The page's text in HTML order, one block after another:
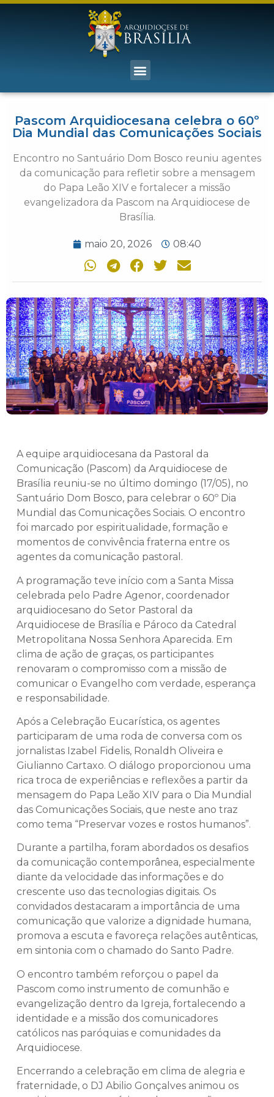
Pascom Arquidiocesana celebra o 60º
Dia Mundial das Comunicações Sociais
Encontro no Santuário Dom Bosco reuniu agentes
da comunicação para refletir sobre a mensagem
do Papa Leão XIV e fortalecer a missão
evangelizadora da Pascom na Arquidiocese de
Brasília.
maio 20, 2026 08:40
A equipe arquidiocesana da Pastoral da
Comunicação (Pascom) da Arquidiocese de
Brasília reuniu-se no último domingo (17/05), no
Santuário Dom Bosco, para celebrar o 60º Dia
Mundial das Comunicações Sociais. O encontro
foi marcado por espiritualidade, formação e
momentos de convivência fraterna entre os
agentes da comunicação pastoral.
A programação teve início com a Santa Missa
celebrada pelo Padre Agenor, coordenador
arquidiocesano do Setor Pastoral da
Arquidiocese de Brasília e Pároco da Catedral
Metropolitana Nossa Senhora Aparecida. Em
clima de ação de graças, os participantes
renovaram o compromisso com a missão de
comunicar o Evangelho com verdade, esperança
e responsabilidade.
Após a Celebração Eucarística, os agentes
participaram de uma roda de conversa com os
jornalistas Izabel Fidelis, Ronaldh Oliveira e
Giulianno Cartaxo. O diálogo proporcionou uma
rica troca de experiências e reflexões a partir da
mensagem do Papa Leão XIV para o Dia Mundial
das Comunicações Sociais, que neste ano traz
como tema “Preservar vozes e rostos humanos”.
Durante a partilha, foram abordados os desafios
da comunicação contemporânea, especialmente
diante da velocidade das informações e do
crescente uso das tecnologias digitais. Os
convidados destacaram a importância de uma
comunicação que valorize a dignidade humana,
promova a escuta e favoreça relações autênticas,
em sintonia com o chamado do Santo Padre.
O encontro também reforçou o papel da
Pascom como instrumento de comunhão e
evangelização dentro da Igreja, fortalecendo a
identidade e a missão dos comunicadores
católicos nas paróquias e comunidades da
Arquidiocese.
Encerrando a celebração em clima de alegria e
fraternidade, o DJ Abilio Gonçalves animou os